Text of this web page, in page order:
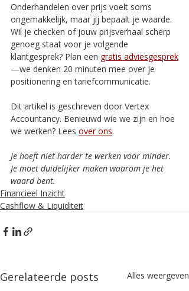
Onderhandelen over prijs voelt soms
ongemakkelijk, maar jij bepaalt je waarde.
Wil je checken of jouw prijsverhaal scherp
genoeg staat voor je volgende
klantgesprek? Plan een gratis adviesgesprek
—we denken 20 minuten mee over je
positionering en tariefcommunicatie.
Dit artikel is geschreven door Vertex
Accountancy. Benieuwd wie we zijn en hoe
we werken? Lees over ons.
Je hoeft niet harder te werken voor minder.
Je moet duidelijker maken waarom je het
waard bent.
Financieel Inzicht
Cashflow & Liquiditeit
Gerelateerde posts Alles weergeven